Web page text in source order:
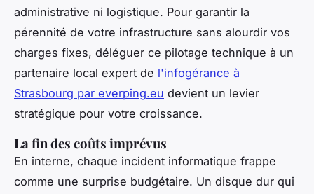
administrative ni logistique. Pour garantir la
pérennité de votre infrastructure sans alourdir vos
charges fixes, déléguer ce pilotage technique à un
partenaire local expert de l'infogérance à
Strasbourg par everping.eu devient un levier
stratégique pour votre croissance.
La fin des coûts imprévus
En interne, chaque incident informatique frappe
comme une surprise budgétaire. Un disque dur qui